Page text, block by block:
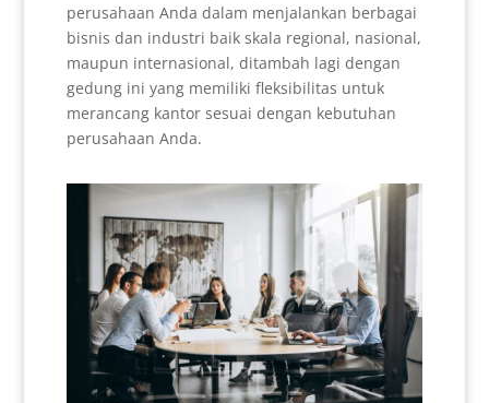
perusahaan Anda dalam menjalankan berbagai
bisnis dan industri baik skala regional, nasional,
maupun internasional, ditambah lagi dengan
gedung ini yang memiliki fleksibilitas untuk
merancang kantor sesuai dengan kebutuhan
perusahaan Anda.